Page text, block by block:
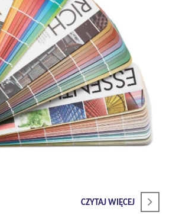
CZYTAJ WIĘCEJ